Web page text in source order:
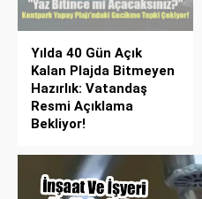
Yılda 40 Gün Açık
Kalan Plajda Bitmeyen
Hazırlık: Vatandaş
Resmi Açıklama
Bekliyor!